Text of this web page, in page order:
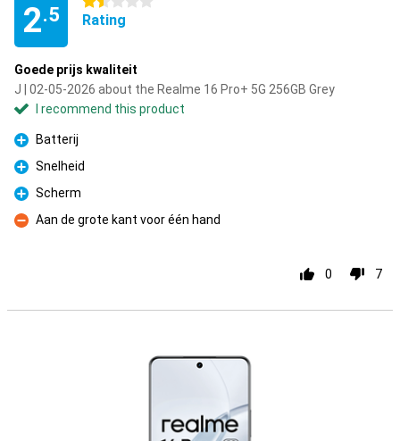
2.5 Rating
Goede prijs kwaliteit
J | 02-05-2026 about the Realme 16 Pro+ 5G 256GB Grey
I recommend this product
Pro
Batterij
Pro
Snelheid
Pro
Scherm
Con
Aan de grote kant voor één hand
0 7